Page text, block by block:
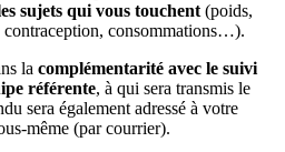
sujets qui vous touchent (poids,
contraception, consommations…).
la complémentarité avec le suivi
référente, à qui sera transmis le
sera également adressé à votre
même (par courrier).